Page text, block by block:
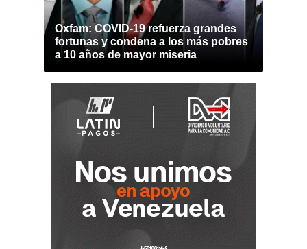
Oxfam: COVID-19 refuerza grandes
fortunas y condena a los más pobres
a 10 años de mayor miseria